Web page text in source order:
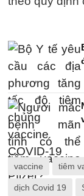
vaccine tiêm
dịch Covid 19